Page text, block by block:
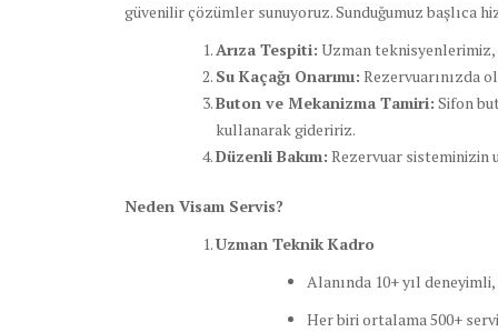
güvenilir çözümler sunuyoruz. Sunduğumuz başlıca
Arıza Tespiti: Uzman teknisyenlerimiz,
Su Kaçağı Onarımı: Rezervuarınızda
Buton ve Mekanizma Tamiri: Sifon
kullanarak gideririz.
Düzenli Bakım: Rezervuar sisteminizin
Neden Visam Servis?
Uzman Teknik Kadro
Alanında 10+ yıl
Her biri ortalama 500+